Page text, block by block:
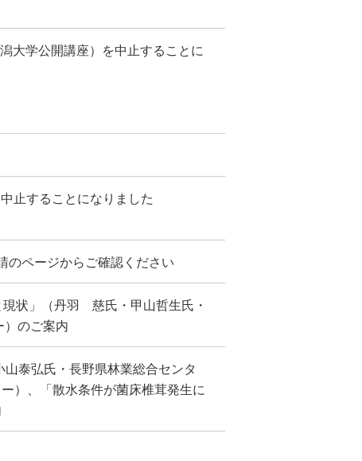
大学公開講座）を中止することに
止することになりました
のページからご確認ください
状」（丹羽 慈氏・甲山哲生氏・
）のご案内
泰弘氏・長野県林業総合センタ
）、「散水条件が菌床椎茸発生に